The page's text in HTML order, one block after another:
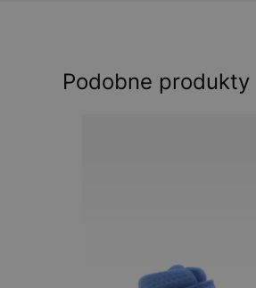
Podobne produkty